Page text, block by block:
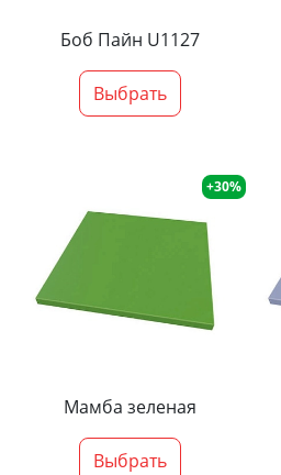
Боб Пайн U1127
Выбрать
+30%
Мамба зеленая
Выбрать